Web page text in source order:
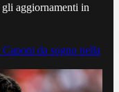
aggiornamenti in
da sogno nella